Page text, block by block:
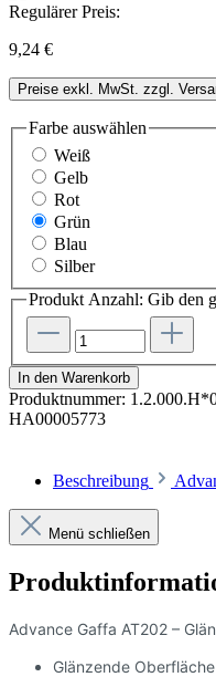
Regulärer Preis:
9,24 €
Preise exkl. MwSt. zzgl.
Farbe auswählen
Weiß
Gelb
Rot
Grün
Blau
Silber
Produkt Anzahl: Gib den
In den Warenkorb
Produktnummer:
HA00005773
Beschreibung
Menü schließen
Advance Gaffa AT202 –
Glänzende Oberfläche